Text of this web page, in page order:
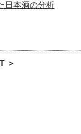
日本酒の分析
＞